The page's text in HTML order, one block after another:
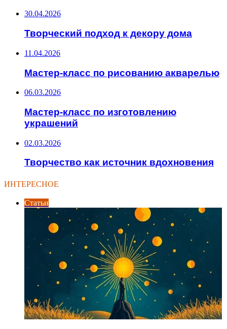
30.04.2026
Творческий подход к декору дома
11.04.2026
Мастер-класс по рисованию акварелью
06.03.2026
Мастер-класс по изготовлению
украшений
02.03.2026
Творчество как источник вдохновения
ИНТЕРЕСНОЕ
Статьи